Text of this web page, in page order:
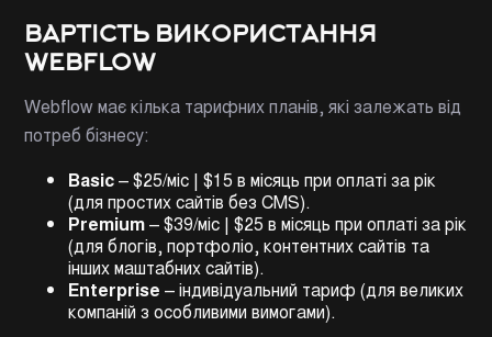
ВАРТІСТЬ ВИКОРИСТАННЯ
WEBFLOW
Webflow має кілька тарифних планів, які залежать від
потреб бізнесу:
Basic– $25/міс | $15 в місяць при оплаті за рік
(для простих сайтів без CMS).
Premium– $39/міс | $25 в місяць при оплаті за рік
(для блогів, портфоліо, контентних сайтів та
інших маштабних сайтів).
Enterprise – індивідуальний тариф (для великих
компаній з особливими вимогами).